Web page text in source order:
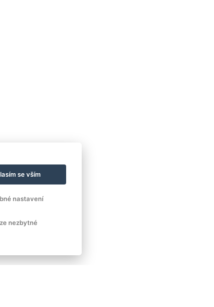
se vším
nastavení
nezbytné